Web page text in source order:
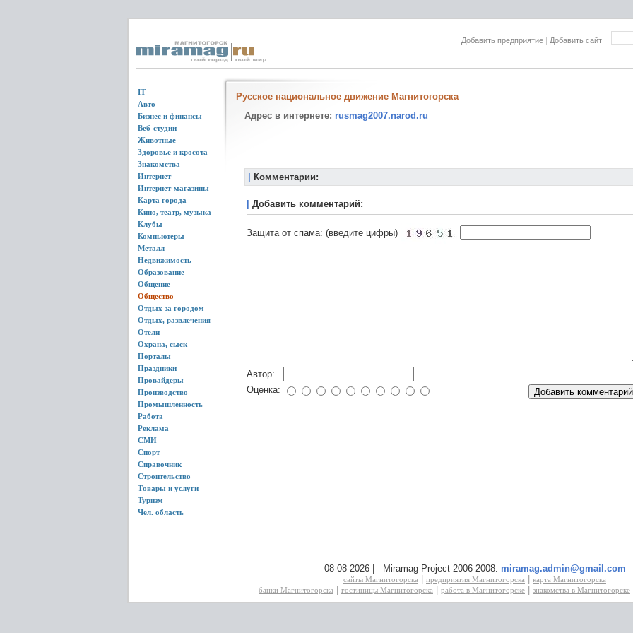
Добавить предприятие | Добавить сайт
IT
Авто
Бизнес и финансы
Веб-студии
Животные
Здоровье и кросота
Знакомства
Интернет
Интернет-магазины
Карта города
Кино, театр, музыка
Клубы
Компьютеры
Металл
Недвижимость
Образование
Общение
Общество
Отдых за городом
Отдых, развлечения
Отели
Охрана, сыск
Порталы
Праздники
Провайдеры
Производство
Промышленность
Работа
Реклама
СМИ
Спорт
Справочник
Строительство
Товары и услуги
Туризм
Чел. область
Русское национальное движение Магнитогорска
Адрес в интернете: rusmag2007.narod.ru
Комментарии:
Добавить комментарий:
Защита от спама: (введите цифры)
Автор:
Оценка:
08-08-2026 | Miramag Project 2006-2008. miramag.admin@gmail.com
сайты Магнитогорска предприятия Магнитогорска
карта Магнитогорска
банки Магнитогорска
гостиницы Магнитогорска работа в Магнитогорске знакомства в Магнитогорске